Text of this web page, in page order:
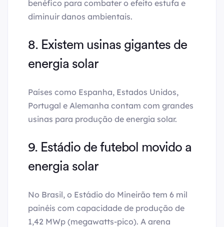
benéfico para combater o efeito estufa e
diminuir danos ambientais.
8. Existem usinas gigantes de
energia solar
Países como Espanha, Estados Unidos,
Portugal e Alemanha contam com grandes
usinas para produção de energia solar.
9. Estádio de futebol movido a
energia solar
No Brasil, o Estádio do Mineirão tem 6 mil
painéis com capacidade de produção de
1,42 MWp (megawatts-pico). A arena